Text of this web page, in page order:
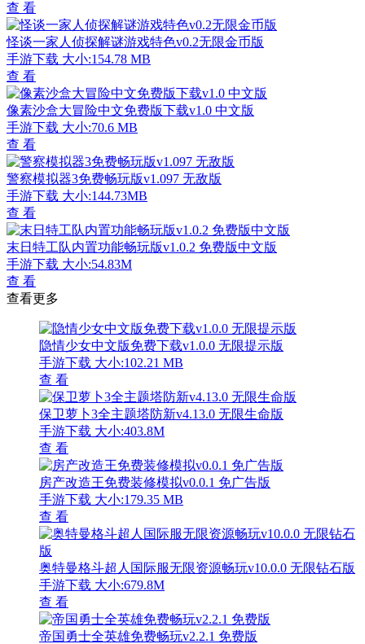
查 看
怪谈一家人侦探解谜游戏特色v0.2无限金币版
手游下载 大小:154.78 MB
查 看
像素沙盒大冒险中文免费版下载v1.0 中文版
手游下载 大小:70.6 MB
查 看
警察模拟器3免费畅玩版v1.097 无敌版
手游下载 大小:144.73MB
查 看
末日特工队内置功能畅玩版v1.0.2 免费版中文版
手游下载 大小:54.83M
查 看
查看更多
隐情少女中文版免费下载v1.0.0 无限提示版
手游下载 大小:102.21 MB
查 看
保卫萝卜3全主题塔防新v4.13.0 无限生命版
手游下载 大小:403.8M
查 看
房产改造王免费装修模拟v0.0.1 免广告版
手游下载 大小:179.35 MB
查 看
奥特曼格斗超人国际服无限资源畅玩v10.0.0 无限钻石版
手游下载 大小:679.8M
查 看
帝国勇士全英雄免费畅玩v2.2.1 免费版